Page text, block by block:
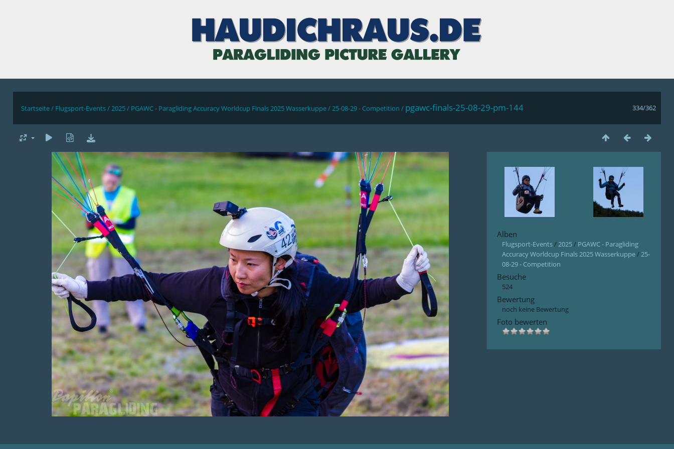
334/362
Startseite/ Flugsport-Events/2025/ PGAWC - Paragliding Accuracy Worldcup Finals 2025 Wasserkuppe/25-08-29 - Competition / pgawc-finals-25-08-29-pm-144
Alben
Flugsport-Events/2025/ PGAWC - Paragliding
Accuracy Worldcup Finals 2025 Wasserkuppe/25-
08-29 - Competition
Besuche
524
Bewertung
noch keine Bewertung
Foto bewerten